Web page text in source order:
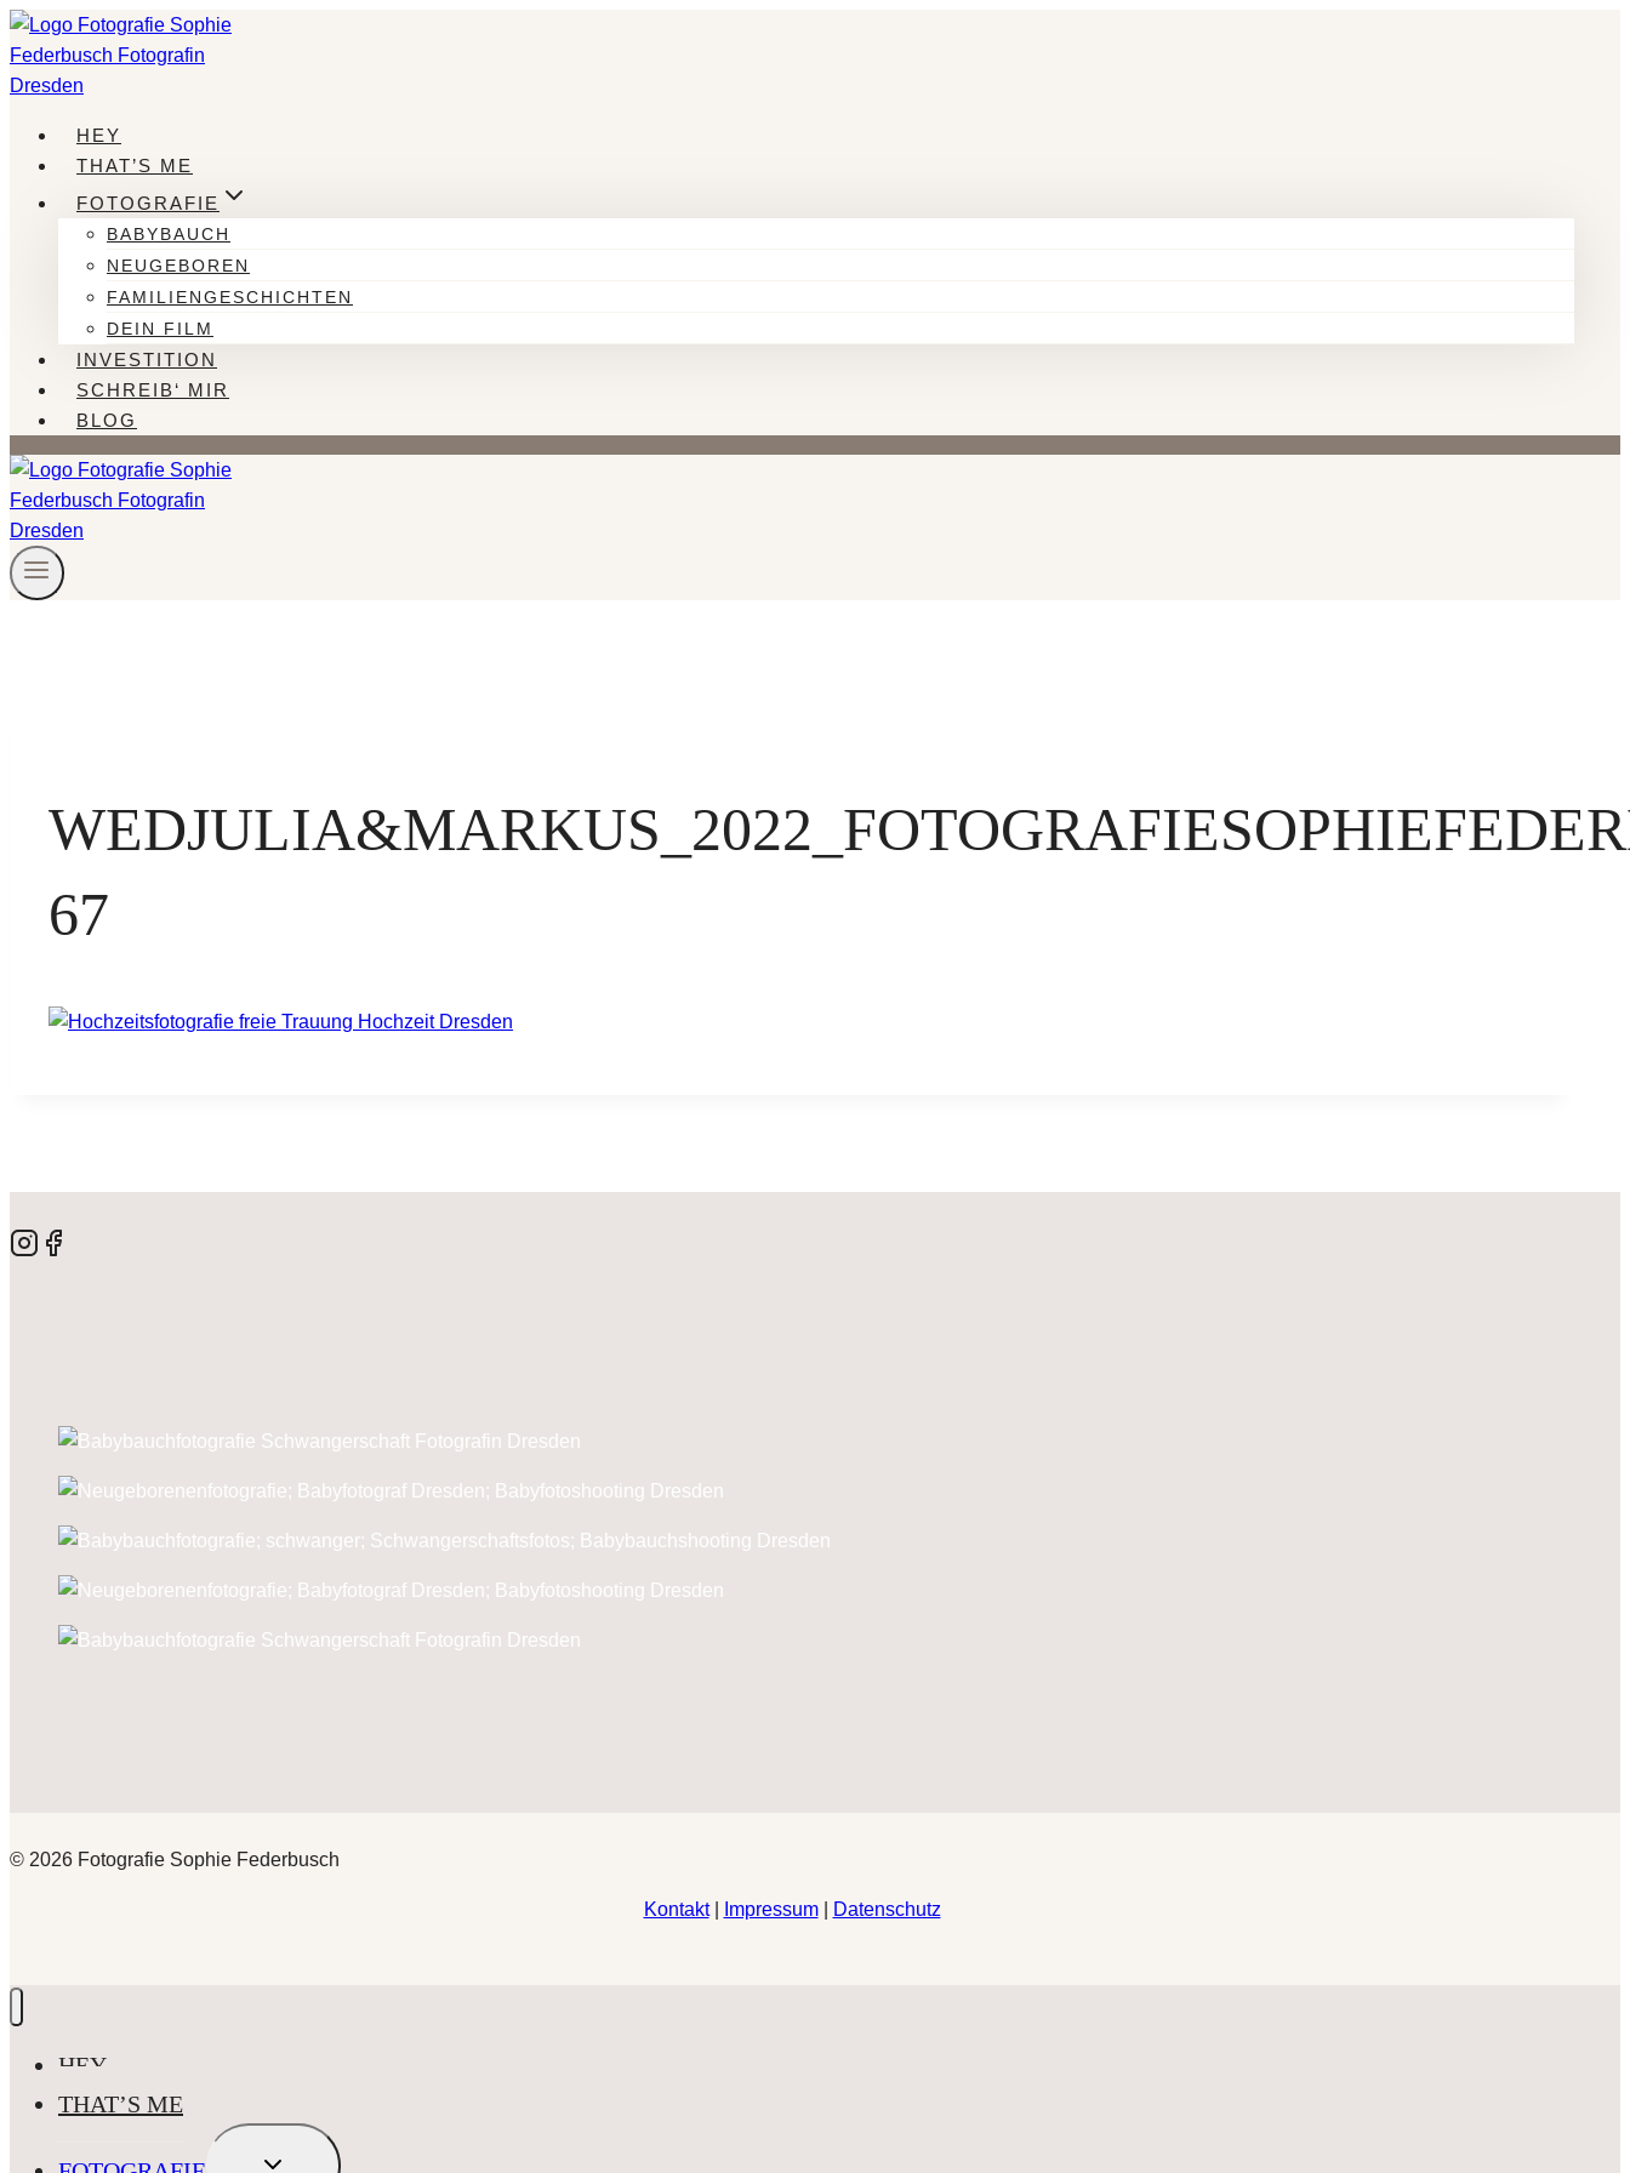
Zum
Inhalt
springen
HEY
THAT’S ME
FOTOGRAFIE
BABYBAUCH
NEUGEBOREN
FAMILIENGESCHICHTEN
DEIN FILM
INVESTITION
SCHREIB‘ MIR
BLOG
67
© 2026 Fotografie Sophie Federbusch
Kontakt| Impressum| Datenschutz
HEY
THAT’S ME
UNTERMENÜ